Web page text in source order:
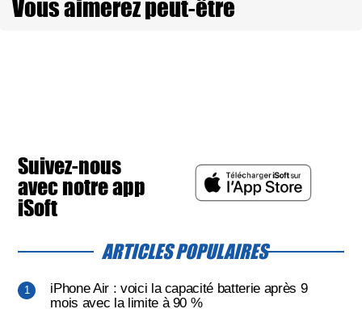
Suivez-nous
avec notre app
iSoft
ARTICLES POPULAIRES
iPhone Air : voici la capacité batterie après 9
mois avec la limite à 90 %